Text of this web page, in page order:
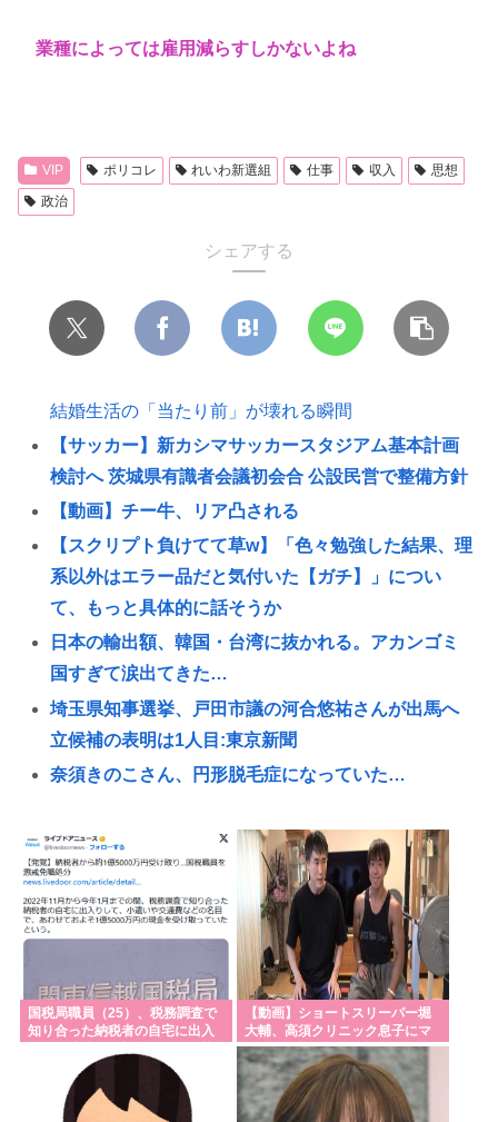
業種によっては雇用減らすしかないよね
VIP ポリコレ れいわ新選組 仕事 収入
思想
政治
シェアする
結婚生活の「当たり前」が壊れる瞬間
【サッカー】新カシマサッカースタジアム基本計画
検討へ 茨城県有識者会議初会合 公設民営で整備方針
【動画】チー牛、リア凸される
【スクリプト負けてて草w】「色々勉強した結果、理
系以外はエラー品だと気付いた【ガチ】」につい
て、もっと具体的に話そうか
日本の輸出額、韓国・台湾に抜かれる。アカンゴミ
国すぎて涙出てきた…
埼玉県知事選挙、戸田市議の河合悠祐さんが出馬へ
立候補の表明は1人目:東京新聞
奈須きのこさん、円形脱毛症になっていた…
【高市朗報】日本の自殺者数、無茶苦茶減って史上
初の2万人割れ。無茶苦茶生きやすい国になってる件
www
とりわさを食べて車椅子生活になった医師「ギラ
ン・バレー症候群になって本当に絶望。死んだ方が
良かったと思った」
「核兵器をなくすキーワードは『人間らしさ』」 ピ
ースボート畠山澄子さんが語った、核のある世界を
変えるために
国税局職員（25）、税務調査で
知り合った納税者の自宅に出入
するwww
【動画】ショートスリーパー堀
大輔、高須クリニック息子にマ
ジギレ！怖すぎると話題に